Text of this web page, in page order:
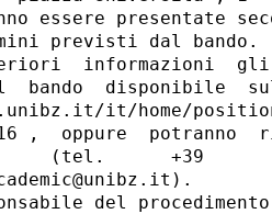
essere presentate
previsti dal bando.
informazioni
bando  disponibile
it/home/
,  oppure
(tel.      +39
del